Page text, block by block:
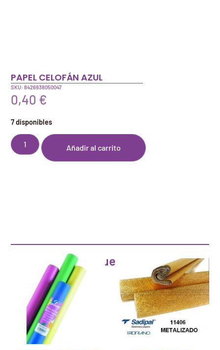
PAPEL CELOFÁN AZUL
SKU: 8426938050047
0,40 €
7 disponibles
Añadir al carrito
Artículos que pueden interesarte